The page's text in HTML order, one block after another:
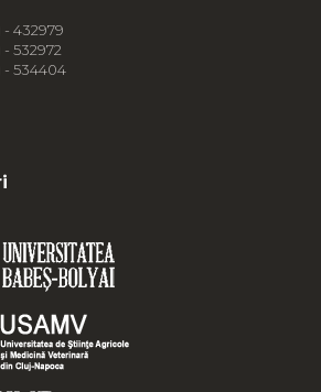
- 432979
532972
- 534404